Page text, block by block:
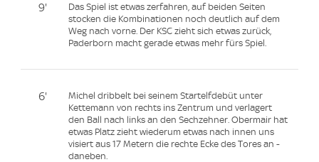
9'
Das Spiel ist etwas zerfahren, auf beiden Seiten
stocken die Kombinationen noch deutlich auf dem
Weg nach vorne. Der KSC zieht sich etwas zurück,
Paderborn macht gerade etwas mehr fürs Spiel.
6'
Michel dribbelt bei seinem Startelfdebüt unter
Kettemann von rechts ins Zentrum und verlagert
den Ball nach links an den Sechzehner. Obermair hat
etwas Platz zieht wiederum etwas nach innen uns
visiert aus 17 Metern die rechte Ecke des Tores an -
daneben.